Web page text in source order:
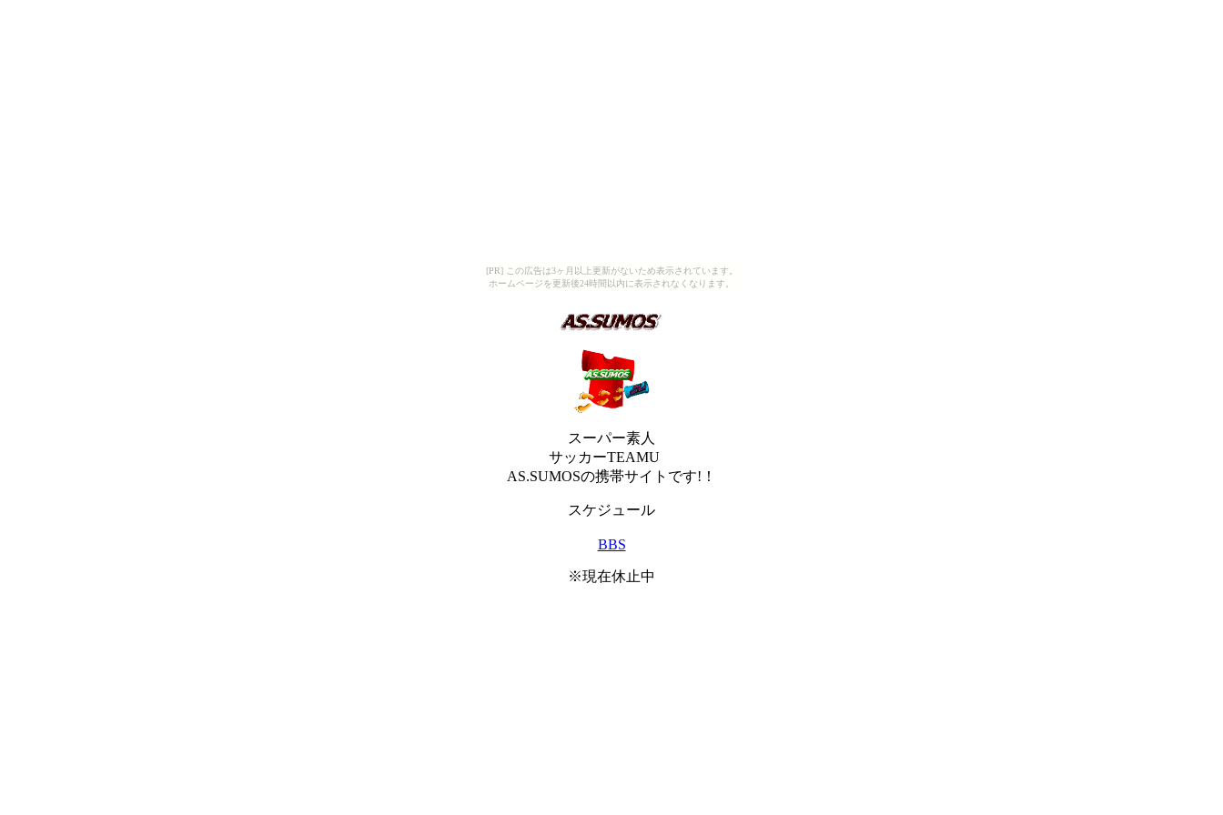
[PR] この広告は3ヶ月以上更新がないため表示されています。
ホームページを更新後24時間以内に表示されなくなります。
スーパー素人
サッカーTEAMU
AS.SUMOSの携帯サイトです!！
スケジュール
BBS
※現在休止中